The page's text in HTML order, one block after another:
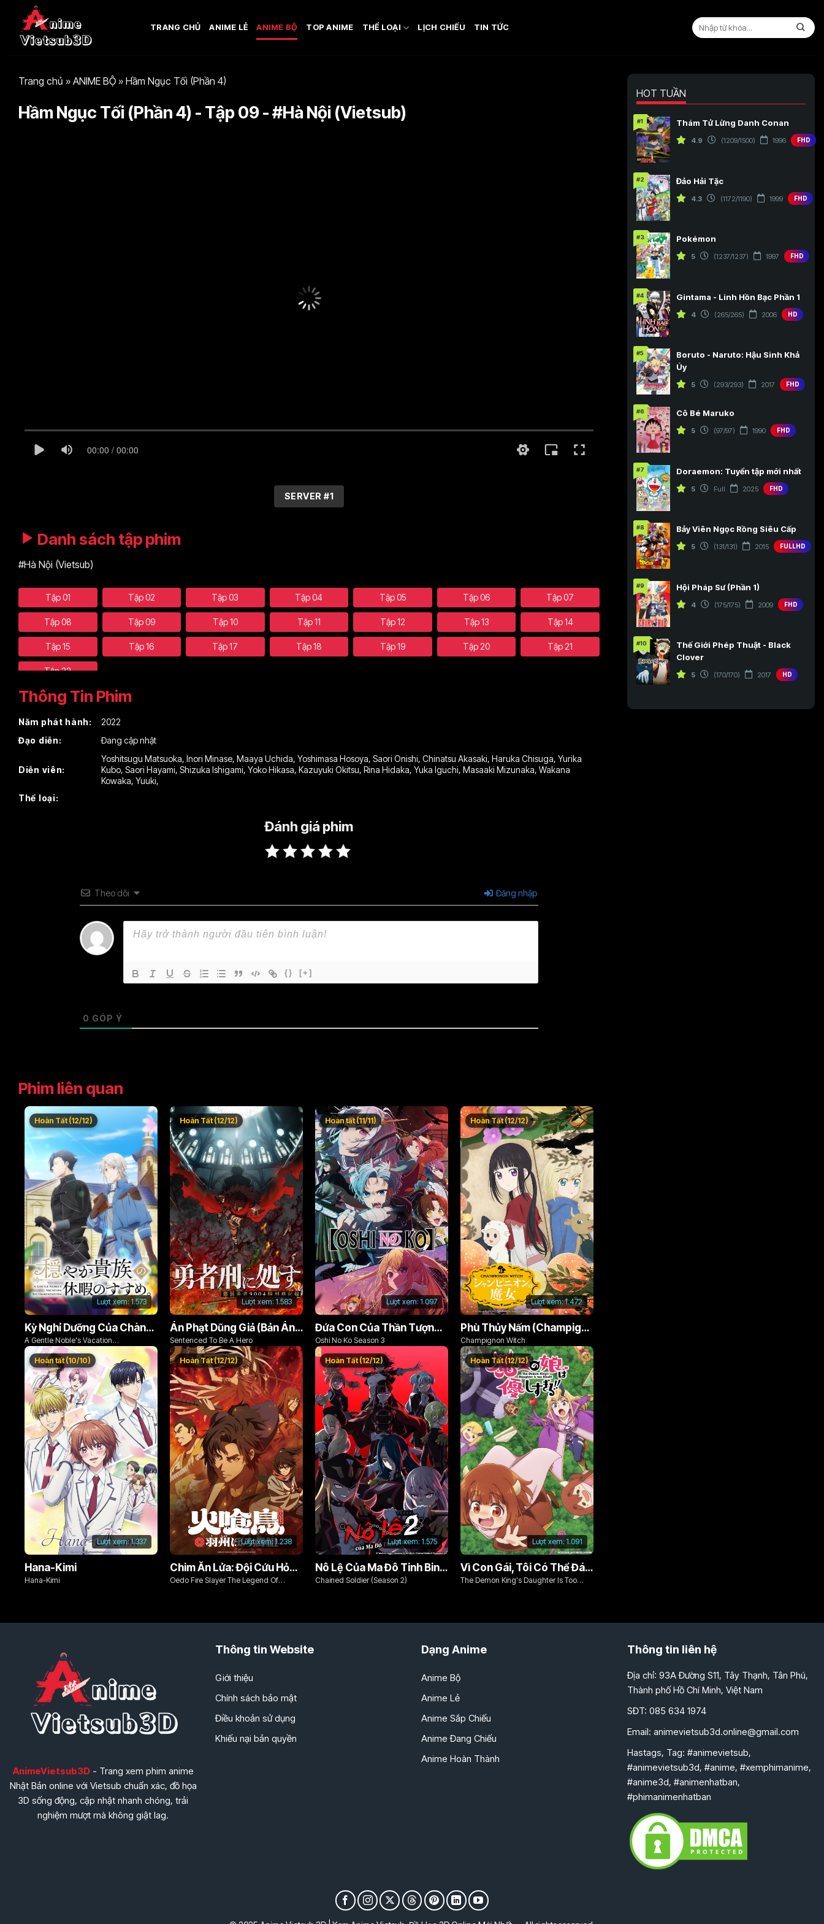
TRANG CHỦ ANIME LẺ ANIME BỘ TOP ANIME THỂ LOẠI LỊCH CHIẾU TIN TỨC
Trang chủ » ANIME BỘ » Hầm Ngục Tối (Phần 4)
Hầm Ngục Tối (Phần 4) - Tập 09 - #Hà Nội (Vietsub)
00:00 / 00:00
SERVER #1
Danh sách tập phim
#Hà Nội (Vietsub)
Tập 01 Tập 02 Tập 03 Tập 04 Tập 05 Tập 06 Tập 07
Tập 08 Tập 09 Tập 10 Tập 11 Tập 12 Tập 13 Tập 14
Tập 15 Tập 16 Tập 17 Tập 18 Tập 19 Tập 20 Tập 21
Tập 22
Thông Tin Phim
Năm phát hành:
2022
Đạo diễn:
Đang cập nhật
Diễn viên:
Yoshitsugu Matsuoka, Inori Minase, Maaya Uchida, Yoshimasa Hosoya, Saori Onishi, Chinatsu Akasaki, Haruka Chisuga, Yurika
Kubo, Saori Hayami, Shizuka Ishigami, Yoko Hikasa, Kazuyuki Okitsu, Rina Hidaka, Yuka Iguchi, Masaaki Mizunaka, Wakana
Kowaka, Yuuki,
Thể loại:
Đánh giá phim
Theo dõi Đăng nhập
{} [+]
0 GÓP Ý
Phim liên quan
Lượt xem: 1.573
Hoàn Tất (12/12)
Kỳ Nghỉ Dưỡng Của Chàng Quý Tộc Ôn Hòa (Odayaka Kizoku no Kyuuka no Susume)
A Gentle Noble's Vacation
Recommendation
Lượt xem: 1.583
Hoàn Tất (12/12)
Án Phạt Dũng Giả (Bản Án Anh Hùng)
Sentenced To Be A Hero
Lượt xem: 1.097
Hoàn tất (11/11)
Đứa Con Của Thần Tượng (Phần 3)
Oshi No Ko Season 3
Lượt xem:1.472
Hoàn Tất (12/12)
Phù Thủy Nấm (Champignon no Majo)
Champignon Witch
Lượt xem:1.337
Hoàn tất (10/10)
Hana-Kimi
Hana-Kimi
Lượt xem: 1.238
Hoàn Tất (12/12)
Chim Ăn Lửa: Đội Cứu Hỏa Rách Rưới Vùng Ushu
Oedo Fire Slayer The Legend Of
Lượt xem: 1.575
Hoàn Tất (12/12)
Nô Lệ Của Ma Đô Tinh Binh (Phần 2)
Chained Soldier (Season 2)
Lượt xem: 1.091
Hoàn Tất (12/12)
Vì Con Gái, Tôi Có Thể Đánh Bại Cả Ma Vương
The Demon King's Daughter Is Too
HOT TUẦN
#1 Thám Tử Lừng Danh Conan
4.9 (1209/1500) 1996 FHD
#2 Đảo Hải Tặc
4.3 (1172/1190) 1999 FHD
#3 Pokémon
5 (1237/1237) 1997 FHD
#4 Gintama - Linh Hồn Bạc Phần 1
4 (265/265) 2006 HD
#5
Boruto - Naruto: Hậu Sinh Khả
Úy
5 (293/293) 2017 FHD
#6 Cô Bé Maruko
5 (97/97) 1990 FHD
#7 Doraemon: Tuyển tập mới nhất
5 Full 2025 FHD
#8 Bảy Viên Ngọc Rồng Siêu Cấp
5 (131/131) 2015 FULLHD
#9 Hội Pháp Sư (Phần 1)
4 (175/175) 2009 FHD
#10
Thế Giới Phép Thuật - Black
Clover
5 (170/170) 2017 HD
AnimeVietsub3D- Trang xem phim anime
Nhật Bản online với Vietsub chuẩn xác, đồ họa
3D sống động, cập nhật nhanh chóng, trải
nghiệm mượt mà không giật lag.
Thông tin Website
Giới thiệu
Chính sách bảo mật
Điều khoản sử dụng
Khiếu nại bản quyền
Dạng Anime
Anime Bộ
Anime Lẻ
Anime Sắp Chiếu
Anime Đang Chiếu
Anime Hoàn Thành
Thông tin liên hệ
Địa chỉ: 93A Đường S11, Tây Thạnh, Tân Phú,
Thành phố Hồ Chí Minh, Việt Nam
SĐT: 085 634 1974
Email: animevietsub3d.online@gmail.com
Hastags, Tag: #animevietsub,
#animevietsub3d, #anime, #xemphimanime,
#anime3d, #animenhatban,
#phimanimenhatban